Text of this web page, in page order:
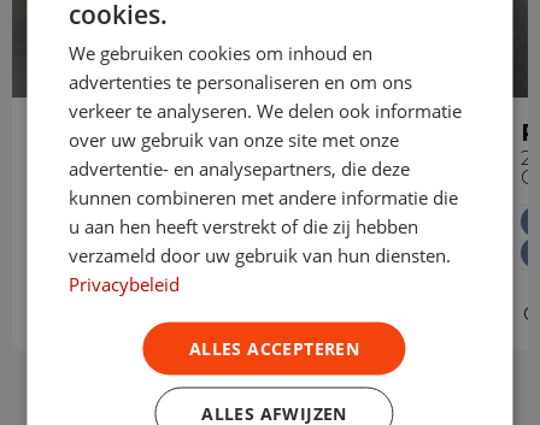
Peugeot e-Expert
Long Premium 75 kWh 3-zits
Elektrisch
Automaat
Levering door heel Nederland
Vrije toegang milieuzones tot 2030
cookies.
We gebruiken cookies om inhoud en
advertenties te personaliseren en om ons
verkeer te analyseren. We delen ook informatie
over uw gebruik van onze site met onze
advertentie- en analysepartners, die deze
kunnen combineren met andere informatie die
u aan hen heeft verstrekt of die zij hebben
verzameld door uw gebruik van hun diensten.
Privacybeleid
ALLES ACCEPTEREN
ALLES AFWIJZEN